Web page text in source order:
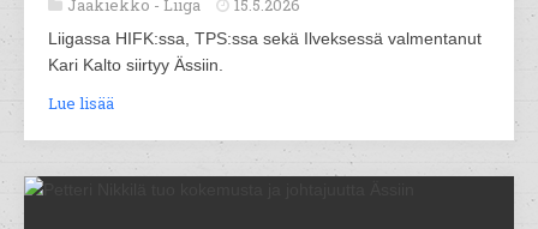
Jääkiekko - Liiga 15.5.2026
Liigassa HIFK:ssa, TPS:ssa sekä Ilveksessä valmentanut
Kari Kalto siirtyy Ässiin.
Lue lisää